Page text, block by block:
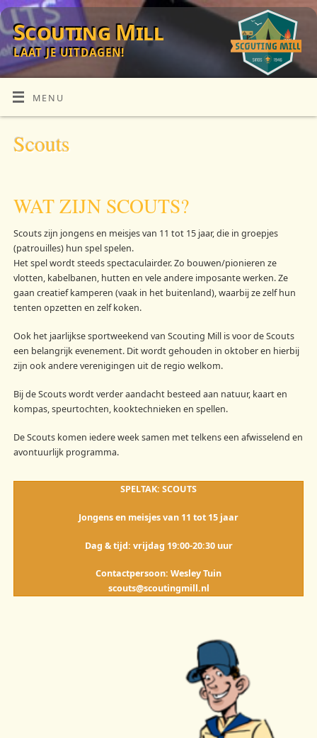
Scouting Mill
LAAT JE UITDAGEN!
MENU
Scouts
WAT ZIJN SCOUTS?
Scouts zijn jongens en meisjes van 11 tot 15 jaar, die in groepjes
(patrouilles) hun spel spelen.
Het spel wordt steeds spectaculairder. Zo bouwen/pionieren ze
vlotten, kabelbanen, hutten en vele andere imposante werken. Ze
gaan creatief kamperen (vaak in het buitenland), waarbij ze zelf hun
tenten opzetten en zelf koken.
Ook het jaarlijkse sportweekend van Scouting Mill is voor de Scouts
een belangrijk evenement. Dit wordt gehouden in oktober en hierbij
zijn ook andere verenigingen uit de regio welkom.
Bij de Scouts wordt verder aandacht besteed aan natuur, kaart en
kompas, speurtochten, kooktechnieken en spellen.
De Scouts komen iedere week samen met telkens een afwisselend en
avontuurlijk programma.
SPELTAK: SCOUTS
Jongens en meisjes van 11 tot 15 jaar
Dag & tijd: vrijdag 19:00-20:30 uur
Contactpersoon: Wesley Tuin
scouts@scoutingmill.nl